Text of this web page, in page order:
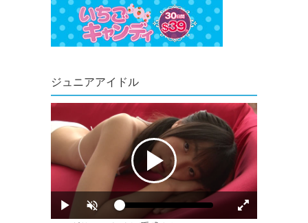
ジュニアアイドル